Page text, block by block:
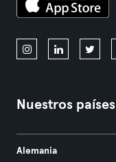
Nuestros países
Alemania